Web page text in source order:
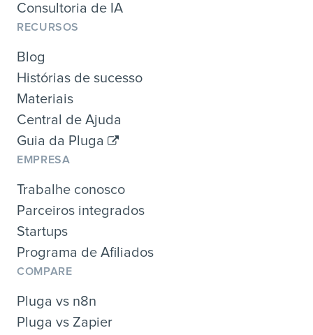
Consultoria de IA
RECURSOS
Blog
Histórias de sucesso
Materiais
Central de Ajuda
Guia da Pluga
EMPRESA
Trabalhe conosco
Parceiros integrados
Startups
Programa de Afiliados
COMPARE
Pluga vs n8n
Pluga vs Zapier